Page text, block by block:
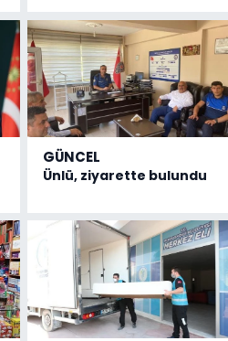
GÜNCEL
Ünlü, ziyarette bulundu